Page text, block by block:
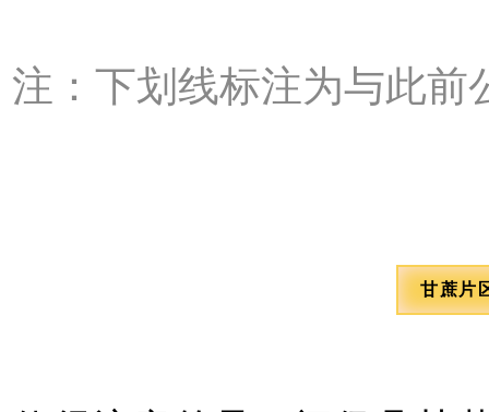
注：下划线标注为与此前
甘蔗片